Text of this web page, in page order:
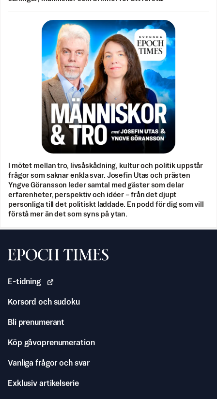
I mötet mellan tro, livsåskådning, kultur och politik uppstår
frågor som saknar enkla svar. Josefin Utas och prästen
Yngve Göransson leder samtal med gäster som delar
erfarenheter, perspektiv och idéer – från det djupt
personliga till det politiskt laddade. En podd för dig som vill
förstå mer än det som syns på ytan.
Svenska Epoch Times
E-tidning
Korsord och sudoku
Bli prenumerant
Köp gåvoprenumeration
Vanliga frågor och svar
Exklusiv artikelserie